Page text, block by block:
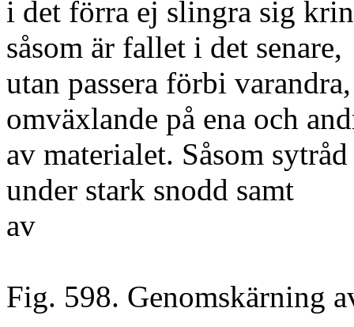
i det förra ej slingra sig
såsom är fallet i det senare,
utan passera förbi
omväxlande på ena och
av materialet. Såsom
under stark snodd samt
av
Fig. 598. Genomskärning